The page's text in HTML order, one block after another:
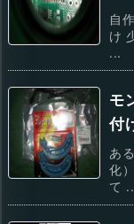
自
け
...
モ
付
あ
化
て